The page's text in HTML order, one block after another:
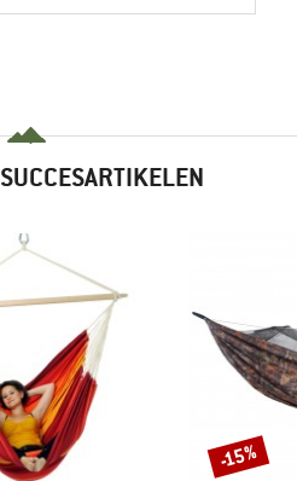
Korting
-15%